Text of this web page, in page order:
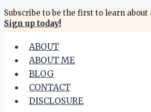
Skip
to
content
Subscribe to be the first to learn about
Sign up today!
ABOUT
ABOUT ME
BLOG
CONTACT
DISCLOSURE